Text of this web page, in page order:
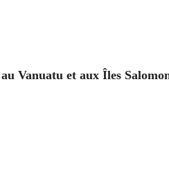
Vanuatu et aux Îles